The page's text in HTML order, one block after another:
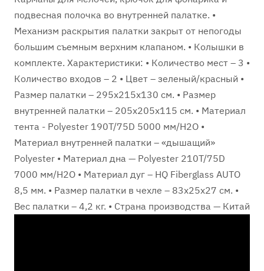
подвесная полочка во внутренней палатке. •
Механизм раскрытия палатки закрыт от непогоды
большим съемным верхним клапаном. • Колышки в
комплекте. Характеристики: • Количество мест – 3 •
Количество входов – 2 • Цвет – зеленый/красный •
Размер палатки – 295х215х130 см. • Размер
внутренней палатки – 205х205х115 см. • Материал
тента - Polyester 190T/75D 5000 мм/H2O •
Материал внутренней палатки – «дышащий»
Polyester • Материал дна — Polyester 210T/75D
7000 мм/H2O • Материал дуг – HQ Fiberglass AUTO
8,5 мм. • Размер палатки в чехле – 83х25х27 см. •
Вес палатки – 4,2 кг. • Страна производства — Китай